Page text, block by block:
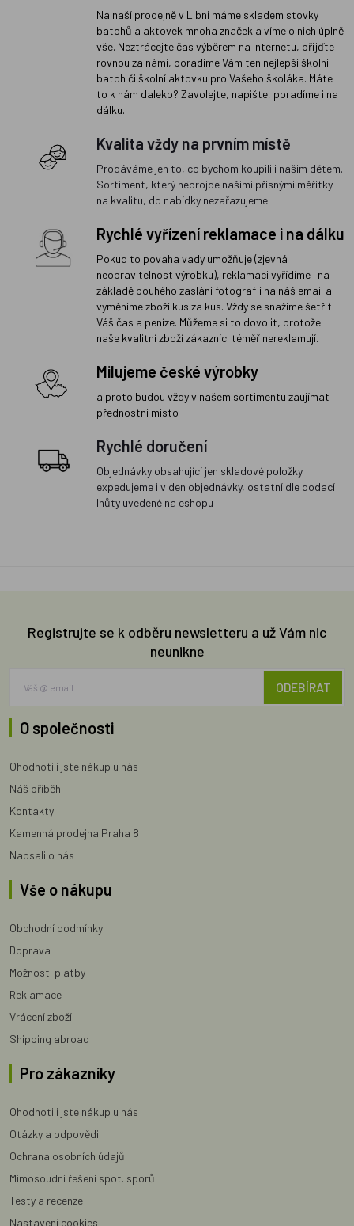
Na naší prodejně v Libni máme skladem stovky
batohů a aktovek mnoha značek a víme o nich úplně
vše. Neztrácejte čas výběrem na internetu, přijďte
rovnou za námi, poradíme Vám ten nejlepší školní
batoh či školní aktovku pro Vašeho školáka. Máte
to k nám daleko? Zavolejte, napište, poradíme i na
dálku.
Kvalita vždy na prvním místě
Prodáváme jen to, co bychom koupili i našim dětem.
Sortiment, který neprojde našimi přísnými měřítky
na kvalitu, do nabídky nezařazujeme.
Rychlé vyřízení reklamace i na dálku
Pokud to povaha vady umožňuje (zjevná
neopravitelnost výrobku), reklamaci vyřídíme i na
základě pouhého zaslání fotografií na náš email a
vyměníme zboží kus za kus. Vždy se snažíme šetřit
Váš čas a peníze. Můžeme si to dovolit, protože
naše kvalitní zboží zákazníci téměř nereklamují.
Milujeme české výrobky
a proto budou vždy v našem sortimentu zaujímat
přednostní místo
Rychlé doručení
Objednávky obsahující jen skladové položky
expedujeme i v den objednávky, ostatní dle dodací
lhůty uvedené na eshopu
Registrujte se k odběru newsletteru a už Vám nic
neunikne
ODEBÍRAT
O společnosti
Ohodnotili jste nákup u nás
Náš příběh
Kontakty
Kamenná prodejna Praha 8
Napsali o nás
Vše o nákupu
Obchodní podmínky
Doprava
Možnosti platby
Reklamace
Vrácení zboží
Shipping abroad
Pro zákazníky
Ohodnotili jste nákup u nás
Otázky a odpovědi
Ochrana osobních údajů
Mimosoudní řešení spot. sporů
Testy a recenze
Nastavení cookies